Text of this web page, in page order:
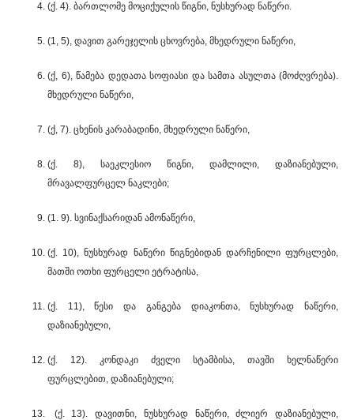
(ქ. 4). ბართლომე მოციქულის წიგნი, ნუსხურად ნაწერი.
(1, 5), დავით გარეჯელის ცხოვრება, მხედრული ნაწერი,
(ქ, 6), წამება დედათა სოფიასი და სამთა ასულთა (მოძღვრება).
მხედრული ნაწერი,
(ქ, 7). ცხენის კარაბადინი, მხედრული ნაწერი,
(ქ. 8), საეკლესიო წიგნი, დამლილი, დაზიანებული,
მრავალფურცელ ნაკლები;
(1. 9). სვინაქსარიდან ამონაწერი,
(ქ. 10), ნუსხურად ნაწერი წიგნებიდან დარჩენილი ფურცლები,
მათში ოთხი ფურცელი ეტრატისა,
(ქ. 11), წესი და განგება დიაკონთა, ნუსხურად ნაწერი,
დაზიანებული,
(ქ. 12). კონდაკი ძველი სტამბისა, თავში ხელნაწერი
ფურცლებით, დაზიანებული;
(ქ. 13). დავითნი, ნუსხურად ნაწერი, ძლიერ დაზიანებული,